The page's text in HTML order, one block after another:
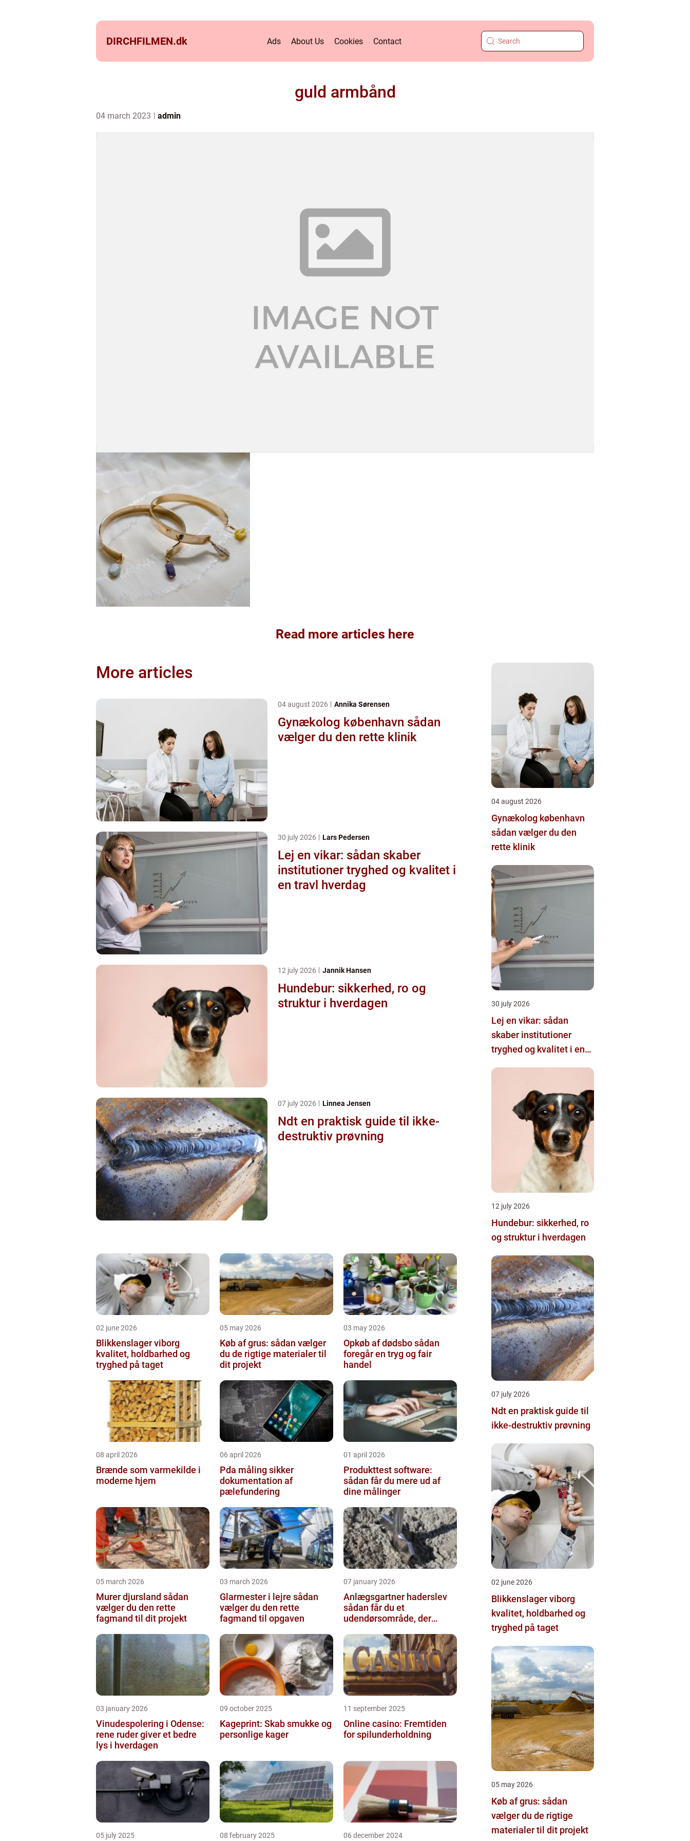
DIRCHFILMEN.dk Ads About Us Cookies Contact
guld armbånd
04 march 2023 admin
Read more articles here
More articles
04 august 2026 Annika Sørensen
Gynækolog københavn sådan
vælger du den rette klinik
30 july 2026 Lars Pedersen
Lej en vikar: sådan skaber
institutioner tryghed og kvalitet i
en travl hverdag
12 july 2026 Jannik Hansen
Hundebur: sikkerhed, ro og
struktur i hverdagen
07 july 2026 Linnea Jensen
Ndt en praktisk guide til ikke-
destruktiv prøvning
02 june 2026
Blikkenslager viborg
kvalitet, holdbarhed og
tryghed på taget
05 may 2026
Køb af grus: sådan vælger
du de rigtige materialer til
dit projekt
03 may 2026
Opkøb af dødsbo sådan
foregår en tryg og fair
handel
08 april 2026
Brænde som varmekilde i
moderne hjem
06 april 2026
Pda måling sikker
dokumentation af
pælefundering
01 april 2026
Produkttest software:
sådan får du mere ud af
dine målinger
05 march 2026
Murer djursland sådan
vælger du den rette
fagmand til dit projekt
03 march 2026
Glarmester i lejre sådan
vælger du den rette
fagmand til opgaven
07 january 2026
Anlægsgartner haderslev
sådan får du et
udendørsområde, der
03 january 2026
Vinudespolering i Odense:
rene ruder giver et bedre
lys i hverdagen
09 october 2025
Kageprint: Skab smukke og
personlige kager
11 september 2025
Online casino: Fremtiden
for spilunderholdning
05 july 2025 08 february 2025 06 december 2024
04 august 2026
Gynækolog københavn
sådan vælger du den
rette klinik
30 july 2026
Lej en vikar: sådan
skaber institutioner
tryghed og kvalitet i en
12 july 2026
Hundebur: sikkerhed, ro
og struktur i hverdagen
07 july 2026
Ndt en praktisk guide til
ikke-destruktiv prøvning
02 june 2026
Blikkenslager viborg
kvalitet, holdbarhed og
tryghed på taget
05 may 2026
Køb af grus: sådan
vælger du de rigtige
materialer til dit projekt